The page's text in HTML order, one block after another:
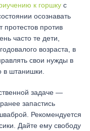
к горшку с
осознавать
протестов против
часто те дети,
возраста, в
свои нужды в
в штанишки.
задаче —
запастись
Рекомендуется
Дайте ему свободу